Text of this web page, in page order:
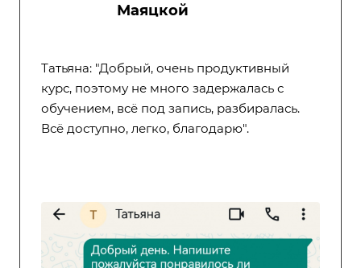
Маяцкой
Татьяна: "Добрый, очень продуктивный
курс, поэтому не много задержалась с
обучением, всё под запись, разбиралась.
Всё доступно, легко, благодарю".